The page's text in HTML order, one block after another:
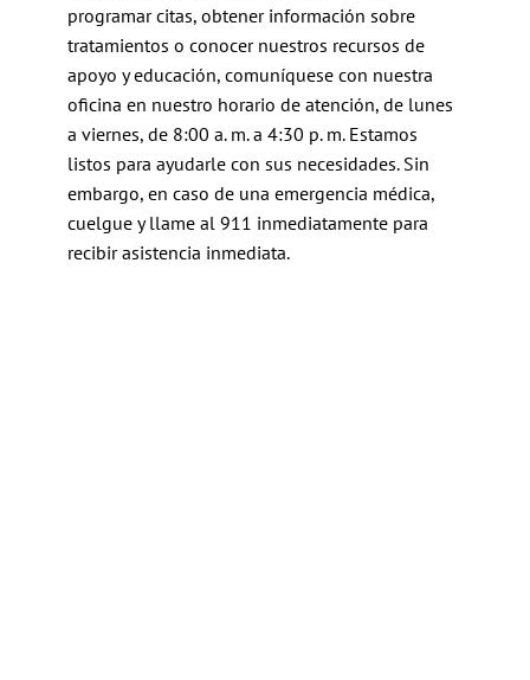
programar citas, obtener información sobre
tratamientos o conocer nuestros recursos de
apoyo y educación, comuníquese con nuestra
oficina en nuestro horario de atención, de lunes
a viernes, de 8:00 a. m. a 4:30 p. m. Estamos
listos para ayudarle con sus necesidades. Sin
embargo, en caso de una emergencia médica,
cuelgue y llame al 911 inmediatamente para
recibir asistencia inmediata.